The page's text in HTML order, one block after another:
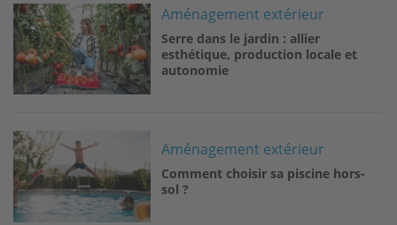
Image Aménagement extérieur
Serre dans le jardin : allier
esthétique, production locale et
autonomie
Image
Aménagement extérieur
Comment choisir sa piscine hors-
sol ?